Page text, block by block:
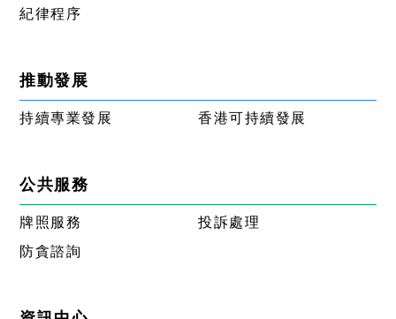
紀律程序
推動發展
持續專業發展 香港可持續發展
公共服務
牌照服務
投訴處理
防貪諮詢